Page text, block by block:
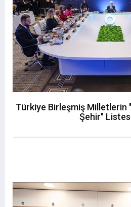
Türkiye Birleşmiş Milletlerin
Şehir"